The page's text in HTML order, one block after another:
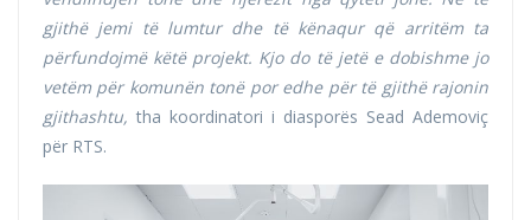
gjithë jemi të lumtur dhe të kënaqur që arritëm ta
përfundojmë këtë projekt. Kjo do të jetë e dobishme jo
vetëm për komunën tonë por edhe për të gjithë rajonin
gjithashtu, tha koordinatori i diasporës Sead Ademoviç
për RTS.